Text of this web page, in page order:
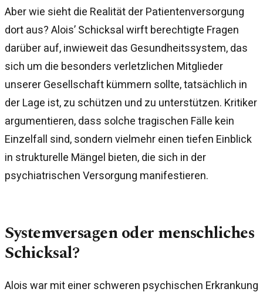
Aber wie sieht die Realität der Patientenversorgung
dort aus? Alois’ Schicksal wirft berechtigte Fragen
darüber auf, inwieweit das Gesundheitssystem, das
sich um die besonders verletzlichen Mitglieder
unserer Gesellschaft kümmern sollte, tatsächlich in
der Lage ist, zu schützen und zu unterstützen. Kritiker
argumentieren, dass solche tragischen Fälle kein
Einzelfall sind, sondern vielmehr einen tiefen Einblick
in strukturelle Mängel bieten, die sich in der
psychiatrischen Versorgung manifestieren.
Systemversagen oder menschliches
Schicksal?
Alois war mit einer schweren psychischen Erkrankung